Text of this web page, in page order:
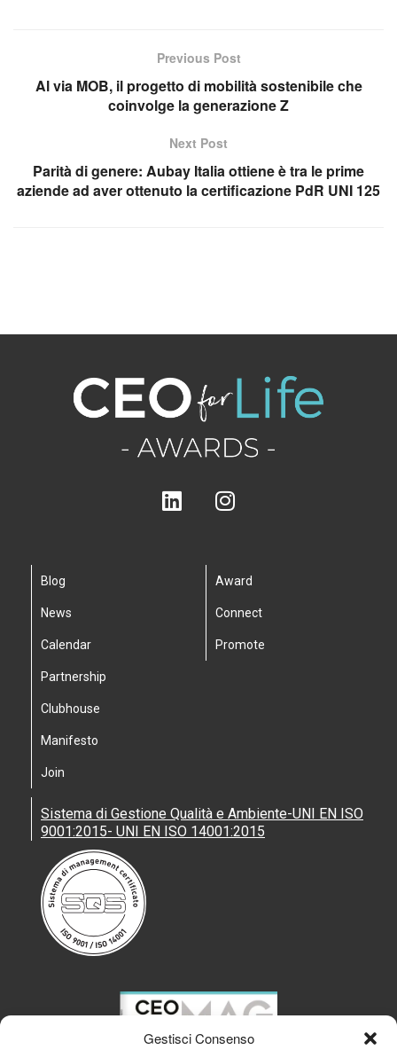
Gestisci Consenso
Previous Post
Al via MOB, il progetto di mobilità sostenibile che
coinvolge la generazione Z
Next Post
Parità di genere: Aubay Italia ottiene è tra le prime
aziende ad aver ottenuto la certificazione PdR UNI 125
Blog
News
Calendar
Partnership
Clubhouse
Manifesto
Join
Award
Connect
Promote
Sistema di Gestione Qualità e Ambiente-UNI EN ISO
9001:2015- UNI EN ISO 14001:2015